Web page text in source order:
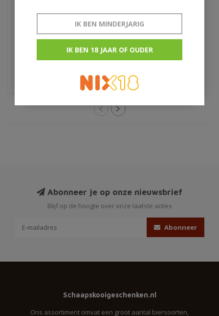
Aura Teranino
Barefoot Jammy Red
75cl
€7,50
Abonneer je op onze nieuwsbrief
Blijf op de hoogte over onze laatste acties
Abonneer
Schaapskooigeschenken.nl
Ons assortiment omvat een groot aantal biersoorten,
IK BEN MINDERJARIG
IK BEN 18 JAAR OF OUDER